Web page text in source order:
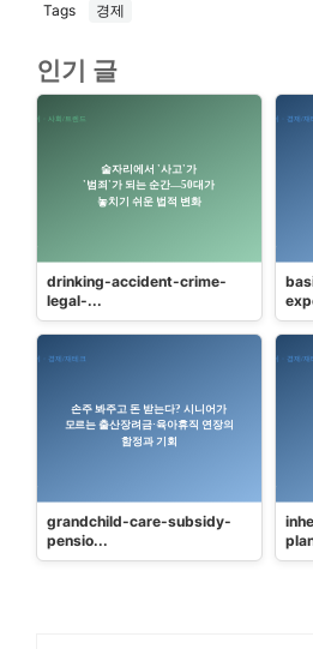
Tags 경제
인기 글
drinking-accident-crime-
legal-...
grandchild-care-subsidy-
pensio...